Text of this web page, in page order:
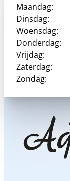
Maandag:
Dinsdag:
Woensdag:
Donderdag:
Vrijdag:
Zaterdag:
Zondag: